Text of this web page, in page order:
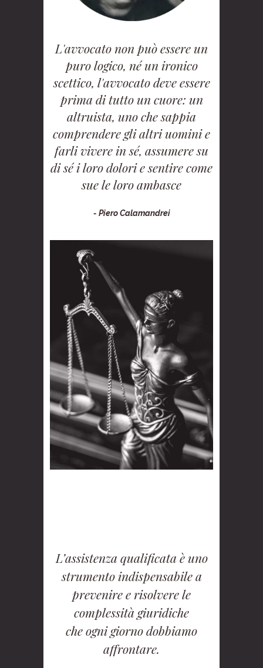
L'avvocato non può essere un
puro logico, né un ironico
scettico, l'avvocato deve essere
prima di tutto un cuore: un
altruista, uno che sappia
comprendere gli altri uomini e
farli vivere in sé, assumere su
di sé i loro dolori e sentire come
sue le loro ambasce
- Piero Calamandrei
L’assistenza qualificata è uno
strumento indispensabile a
prevenire e risolvere le
complessità giuridiche
che ogni giorno dobbiamo
affrontare.